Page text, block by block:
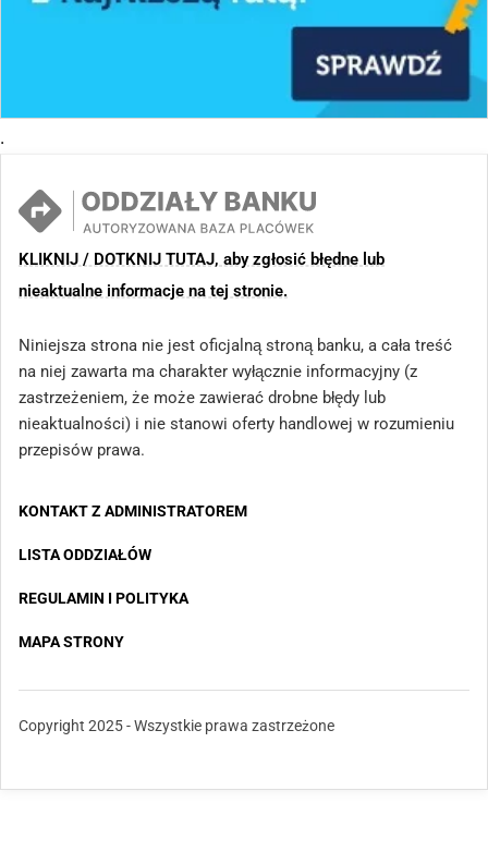
.
KLIKNIJ / DOTKNIJ TUTAJ, aby zgłosić błędne lub
nieaktualne informacje na tej stronie.
Niniejsza strona nie jest oficjalną stroną banku, a cała treść
na niej zawarta ma charakter wyłącznie informacyjny (z
zastrzeżeniem, że może zawierać drobne błędy lub
nieaktualności) i nie stanowi oferty handlowej w rozumieniu
przepisów prawa.
KONTAKT Z ADMINISTRATOREM
LISTA ODDZIAŁÓW
REGULAMIN I POLITYKA
MAPA STRONY
Copyright 2025 - Wszystkie prawa zastrzeżone